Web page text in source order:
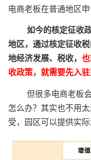
电商老板在普通地区
如今的核定征收
地区，通过核定征收
地经济发展、税收，
收政策，就需要先入
但很多电商老板会
怎么办？其实也不用
受，园区可以提供实